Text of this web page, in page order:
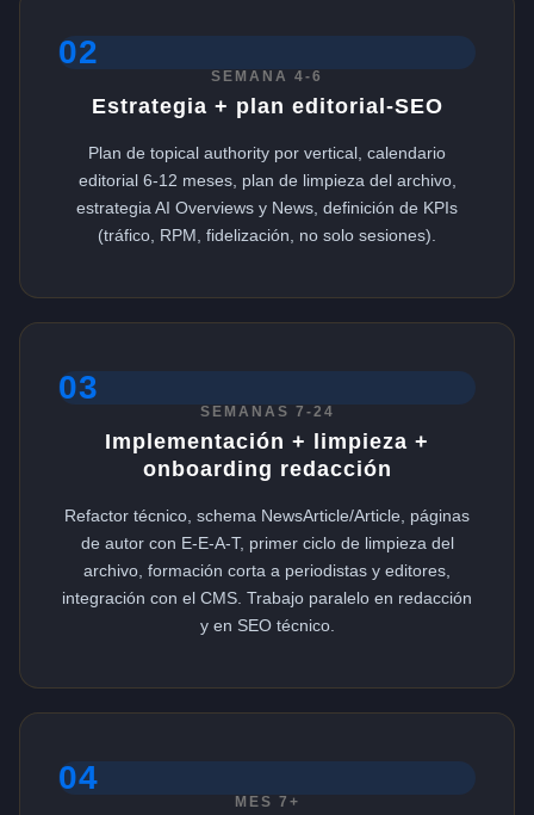
02
SEMANA 4-6
Estrategia + plan editorial-SEO
Plan de topical authority por vertical, calendario
editorial 6-12 meses, plan de limpieza del archivo,
estrategia AI Overviews y News, definición de KPIs
(tráfico, RPM, fidelización, no solo sesiones).
03
SEMANAS 7-24
Implementación + limpieza +
onboarding redacción
Refactor técnico, schema NewsArticle/Article, páginas
de autor con E-E-A-T, primer ciclo de limpieza del
archivo, formación corta a periodistas y editores,
integración con el CMS. Trabajo paralelo en redacción
y en SEO técnico.
04
MES 7+